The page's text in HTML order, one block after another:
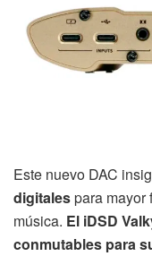
Este nuevo DAC
digitalespara mayor
música. El iDSD
conmutables para